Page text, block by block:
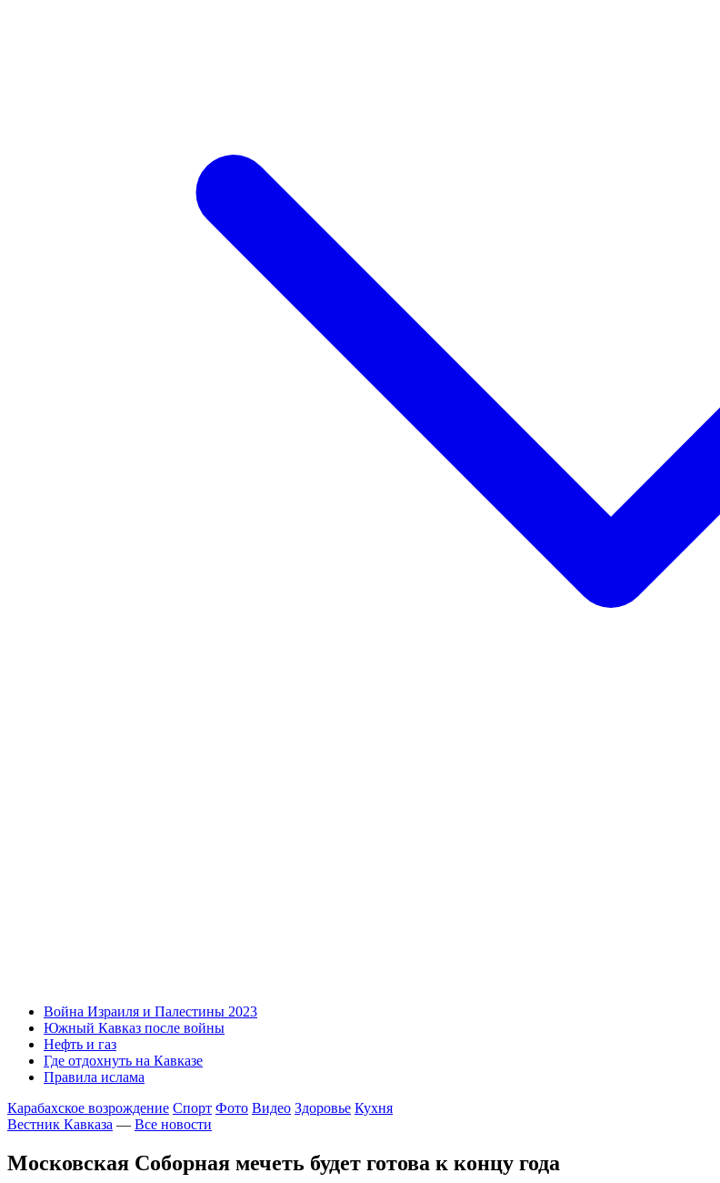
Война Израиля и Палестины 2023
Южный Кавказ после войны
Нефть и газ
Где отдохнуть на Кавказе
Правила ислама
Карабахское возрождение Спорт Фото Видео Здоровье Кухня
Вестник Кавказа — Все новости
Московская Соборная мечеть будет готова к концу года